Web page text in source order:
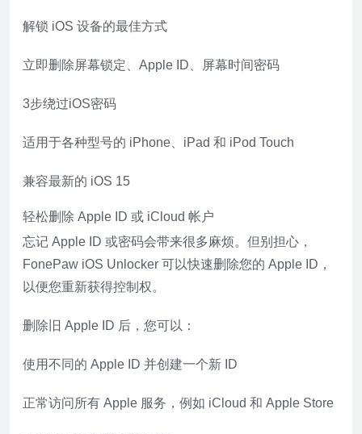
解锁 iOS 设备的最佳方式
立即删除屏幕锁定、Apple ID、屏幕时间密码
3步绕过iOS密码
适用于各种型号的 iPhone、iPad 和 iPod Touch
兼容最新的 iOS 15
轻松删除 Apple ID 或 iCloud 帐户
忘记 Apple ID 或密码会带来很多麻烦。但别担心，
FonePaw iOS Unlocker 可以快速删除您的 Apple ID，
以便您重新获得控制权。
删除旧 Apple ID 后，您可以：
使用不同的 Apple ID 并创建一个新 ID
正常访问所有 Apple 服务，例如 iCloud 和 Apple Store